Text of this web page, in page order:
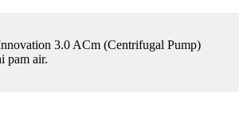
3.0 ACm (Centrifugal Pump)
pam air.